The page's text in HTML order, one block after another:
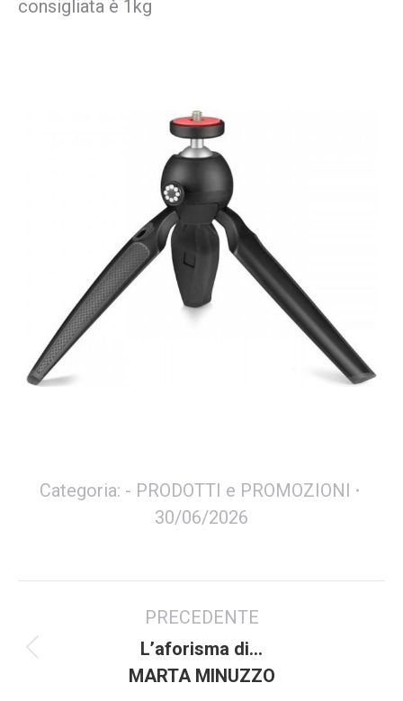
consigliata è 1kg
Categoria: - PRODOTTI e PROMOZIONI
30/06/2026
navigazione
PRECEDENTE
Articolo
precedente:
L’aforisma di…
MARTA MINUZZO